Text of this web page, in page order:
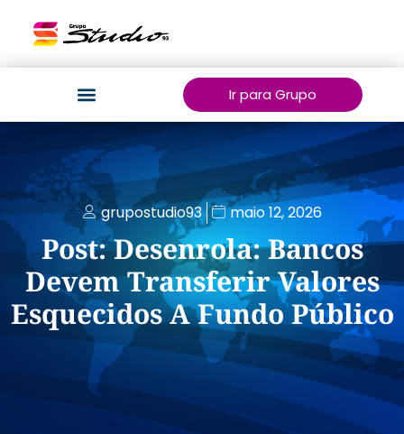
Ir para Grupo
grupostudio93 maio 12, 2026
Post: Desenrola: Bancos
Devem Transferir Valores
Esquecidos A Fundo Público